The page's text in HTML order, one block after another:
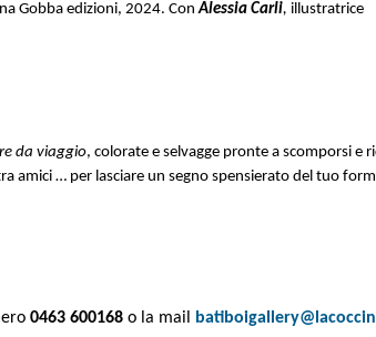
Gobba edizioni, 2024. Con Alessia Carli, illustratrice
da viaggio, colorate e selvagge pronte a scomporsi e
amici … per lasciare un segno spensierato del tuo
0463 600168 o la mail